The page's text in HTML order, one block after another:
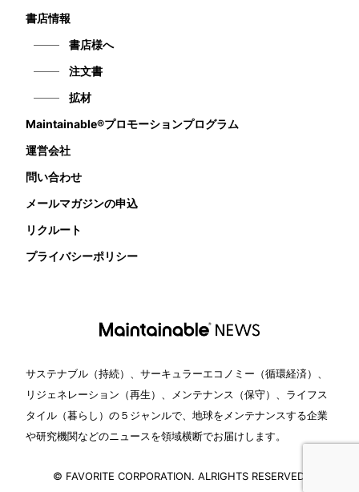
書店情報
書店様へ
注文書
拡材
Maintainable®プロモーションプログラム
運営会社
問い合わせ
メールマガジンの申込
リクルート
プライバシーポリシー
サステナブル（持続）、サーキュラーエコノミー（循環経済）、
リジェネレーション（再生）、メンテナンス（保守）、ライフス
タイル（暮らし）の５ジャンルで、地球をメンテナンスする企業
や研究機関などのニュースを領域横断でお届けします。
© FAVORITE CORPORATION. ALRIGHTS RESERVED.